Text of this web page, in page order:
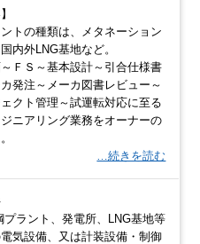
ントの種類は、メタネーション
内外LNG基地など。
～ＦＳ～基本設計～引合仕様書
発注～メーカ図書レビュー～
クト管理～試運転対応に至る
ニアリング業務をオーナーの
…続きを読む
プラント、発電所、LNG基地等
気設備、又は計装設備・制御